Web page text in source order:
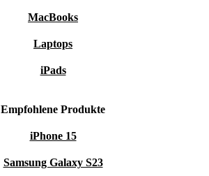
MacBooks
Laptops
iPads
Empfohlene Produkte
iPhone 15
Samsung Galaxy S23